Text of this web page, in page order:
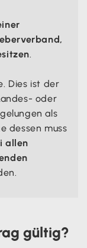
.
Dies ist der
oder
als
dessen muss
allen
gültig?